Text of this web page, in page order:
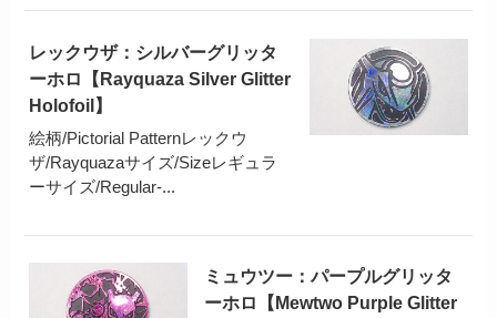
レックウザ：シルバーグリッタ
ーホロ【Rayquaza Silver Glitter
Holofoil】
絵柄/Pictorial Patternレックウ
ザ/Rayquazaサイズ/Sizeレギュラ
ーサイズ/Regular-...
ミュウツー：パープルグリッタ
ーホロ【Mewtwo Purple Glitter